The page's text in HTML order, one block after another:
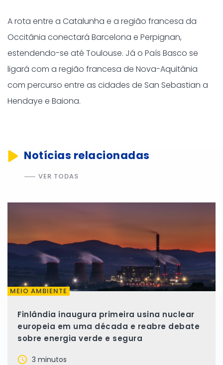
A rota entre a Catalunha e a região francesa da
Occitânia conectará Barcelona e Perpignan,
estendendo-se até Toulouse. Já o País Basco se
ligará com a região francesa de Nova-Aquitânia
com percurso entre as cidades de San Sebastian a
Hendaye e Baiona.
Notícias relacionadas
VER TODAS
MEIO AMBIENTE
Finlândia inaugura primeira usina nuclear
europeia em uma década e reabre debate
sobre energia verde e segura
3 minutos